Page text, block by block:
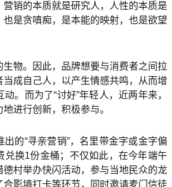
销的本质就是研究人，人性的本质是
是贪嗔痴，是本能的映射，也是欲望
生物。因此，品牌想要与消费者之间拉
成自己人，以产生情感共鸣，从而增
。而为了“讨好”年轻人，近两年来，
进行创新，积极参与。
出的“寻亲营销”，名里带金字或金字偏
兑换1份金桶；不仅如此，在今年端午
村举办快闪活动，参与当地民众的龙
影墙打卡等环节，同时邀请麦门信徒